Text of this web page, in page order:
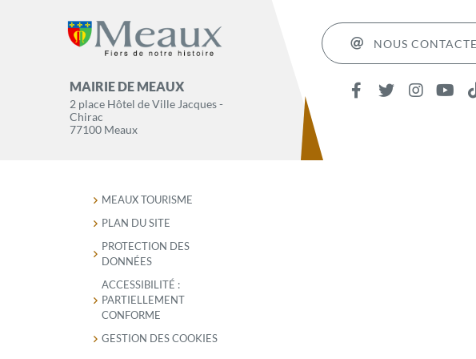
MAIRIE DE MEAUX
2 place Hôtel de Ville Jacques -
Chirac
77100 Meaux
NOUS
MEAUX TOURISME
PLAN DU SITE
PROTECTION DES
DONNÉES
ACCESSIBILITÉ :
PARTIELLEMENT
CONFORME
GESTION DES COOKIES